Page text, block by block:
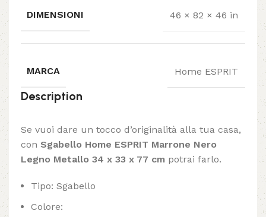
DIMENSIONI 46 × 82 × 46 in
MARCA Home ESPRIT
Description
Se vuoi dare un tocco d’originalità alla tua casa,
con Sgabello Home ESPRIT Marrone Nero
Legno Metallo 34 x 33 x 77 cm potrai farlo.
Tipo: Sgabello
Colore: